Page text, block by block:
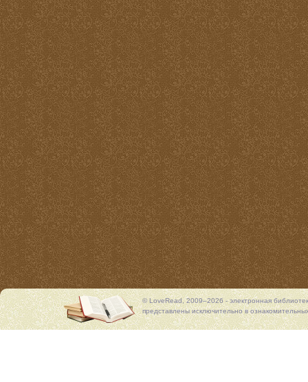
© LoveRead, 2009–2026 - электронная
представлены исключительно в